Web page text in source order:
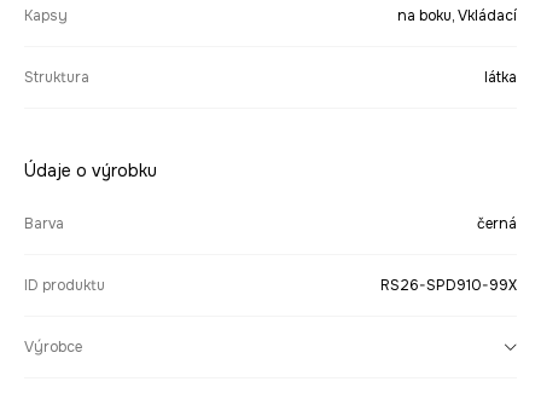
Kapsy na boku, Vkládací
Struktura látka
Údaje o výrobku
Barva černá
ID produktu RS26-SPD910-99X
Výrobce